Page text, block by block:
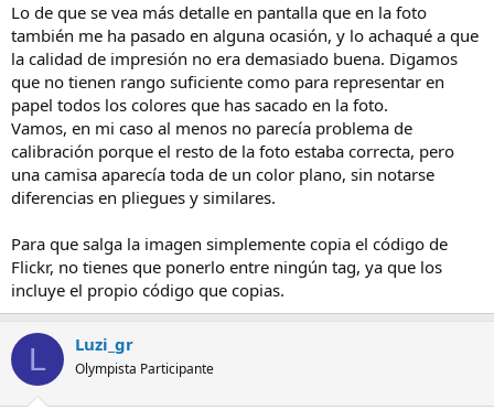
Lo de que se vea más detalle en pantalla que en la foto
también me ha pasado en alguna ocasión, y lo achaqué a que
la calidad de impresión no era demasiado buena. Digamos
que no tienen rango suficiente como para representar en
papel todos los colores que has sacado en la foto.
Vamos, en mi caso al menos no parecía problema de
calibración porque el resto de la foto estaba correcta, pero
una camisa aparecía toda de un color plano, sin notarse
diferencias en pliegues y similares.
Para que salga la imagen simplemente copia el código de
Flickr, no tienes que ponerlo entre ningún tag, ya que los
incluye el propio código que copias.
L Luzi_gr
Olympista Participante